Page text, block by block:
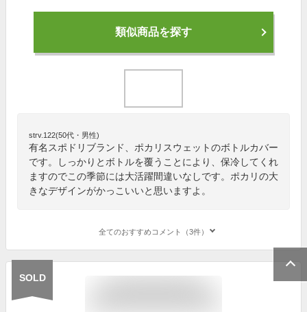
類似商品を探す
strv.122(50代・男性)
有名スポドリブランド、ポカリスウェットのボトルカバー
です。しっかりとボトルを覆うことにより、保冷してくれ
ますのでこの季節には大活躍間違いなしです。ポカリの大
きなデザインがかっこいいと思いますよ。
全てのおすすめコメント（3件）
SOLD